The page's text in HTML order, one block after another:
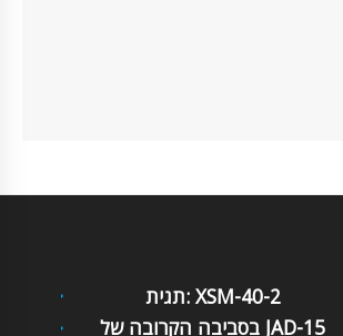
תגית: XSM-40-2